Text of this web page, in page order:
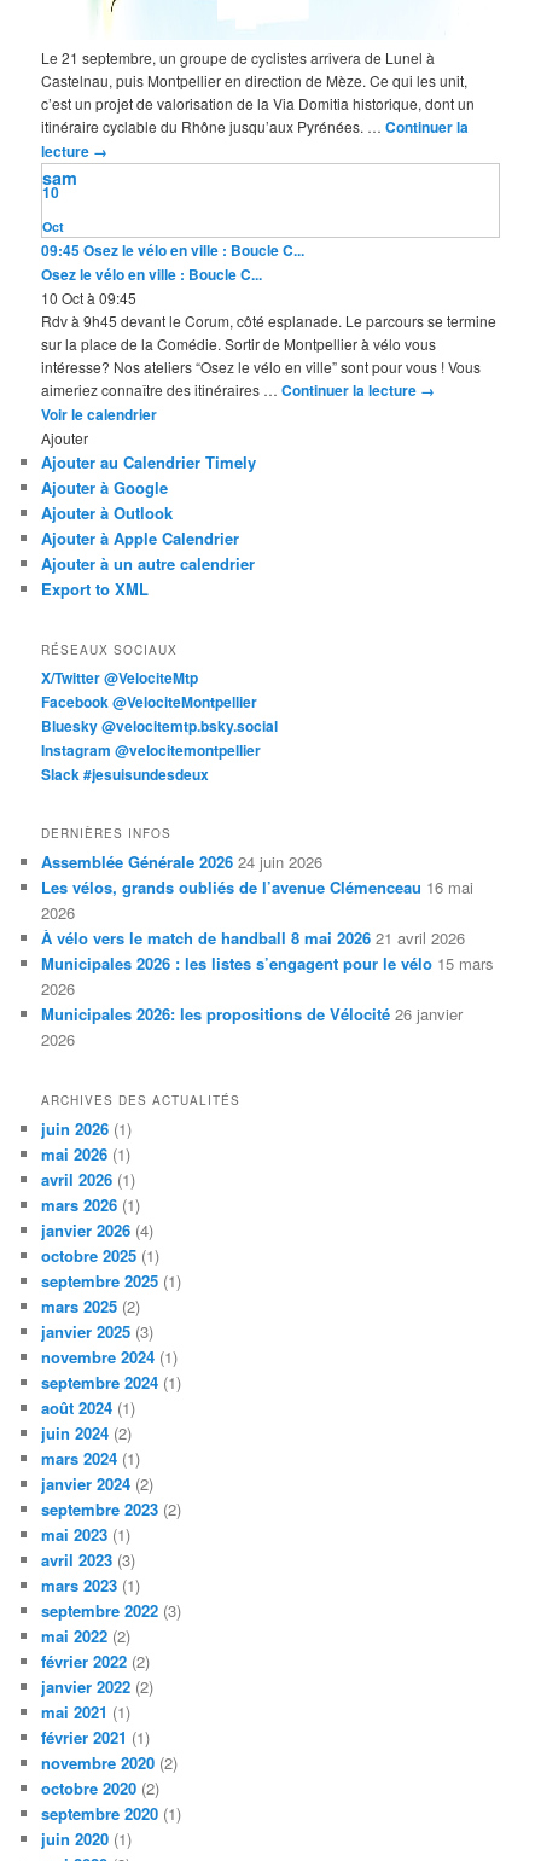
Le 21 septembre, un groupe de cyclistes arrivera de Lunel à
Castelnau, puis Montpellier en direction de Mèze. Ce qui les unit,
c’est un projet de valorisation de la Via Domitia historique, dont un
itinéraire cyclable du Rhône jusqu’aux Pyrénées. …Continuer la
lecture →
Oct
10
sam
09:45Osez le vélo en ville : Boucle C...
Osez le vélo en ville : Boucle C...
10 Oct à 09:45
Rdv à 9h45 devant le Corum, côté esplanade. Le parcours se termine
sur la place de la Comédie. Sortir de Montpellier à vélo vous
intéresse? Nos ateliers “Osez le vélo en ville” sont pour vous ! Vous
aimeriez connaître des itinéraires …Continuer la lecture →
Voir le calendrier
Ajouter
Ajouter au Calendrier Timely
Ajouter à Google
Ajouter à Outlook
Ajouter à Apple Calendrier
Ajouter à un autre calendrier
Export to XML
RÉSEAUX SOCIAUX
X/Twitter @VelociteMtp
Facebook @VelociteMontpellier
Bluesky @velocitemtp.bsky.social
Instagram @velocitemontpellier
Slack #jesuisundesdeux
DERNIÈRES INFOS
Assemblée Générale 2026 24 juin 2026
Les vélos, grands oubliés de l’avenue Clémenceau 16 mai
2026
À vélo vers le match de handball 8 mai 2026 21 avril 2026
Municipales 2026 : les listes s’engagent pour le vélo 15 mars
2026
Municipales 2026: les propositions de Vélocité 26 janvier
2026
ARCHIVES DES ACTUALITÉS
juin 2026 (1)
mai 2026 (1)
avril 2026 (1)
mars 2026 (1)
janvier 2026 (4)
octobre 2025 (1)
septembre 2025 (1)
mars 2025 (2)
janvier 2025 (3)
novembre 2024 (1)
septembre 2024 (1)
août 2024 (1)
juin 2024 (2)
mars 2024 (1)
janvier 2024 (2)
septembre 2023 (2)
mai 2023 (1)
avril 2023 (3)
mars 2023 (1)
septembre 2022 (3)
mai 2022 (2)
février 2022 (2)
janvier 2022 (2)
mai 2021 (1)
février 2021 (1)
novembre 2020 (2)
octobre 2020 (2)
septembre 2020 (1)
juin 2020 (1)